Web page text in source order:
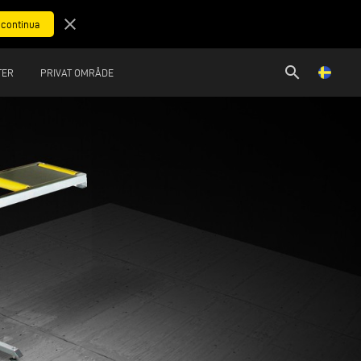
close
PRIVAT OMRÅDE search